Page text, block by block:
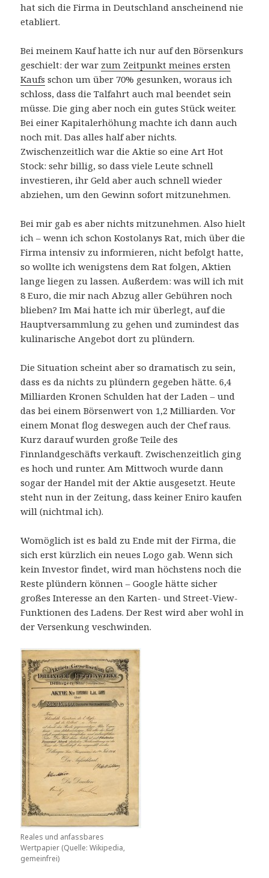
hat sich die Firma in Deutschland anscheinend nie
etabliert.
Bei meinem Kauf hatte ich nur auf den Börsenkurs
geschielt: der war zum Zeitpunkt meines ersten
Kaufs schon um über 70% gesunken, woraus ich
schloss, dass die Talfahrt auch mal beendet sein
müsse. Die ging aber noch ein gutes Stück weiter.
Bei einer Kapitalerhöhung machte ich dann auch
noch mit. Das alles half aber nichts.
Zwischenzeitlich war die Aktie so eine Art Hot
Stock: sehr billig, so dass viele Leute schnell
investieren, ihr Geld aber auch schnell wieder
abziehen, um den Gewinn sofort mitzunehmen.
Bei mir gab es aber nichts mitzunehmen. Also hielt
ich – wenn ich schon Kostolanys Rat, mich über die
Firma intensiv zu informieren, nicht befolgt hatte,
so wollte ich wenigstens dem Rat folgen, Aktien
lange liegen zu lassen. Außerdem: was will ich mit
8 Euro, die mir nach Abzug aller Gebühren noch
blieben? Im Mai hatte ich mir überlegt, auf die
Hauptversammlung zu gehen und zumindest das
kulinarische Angebot dort zu plündern.
Die Situation scheint aber so dramatisch zu sein,
dass es da nichts zu plündern gegeben hätte. 6,4
Milliarden Kronen Schulden hat der Laden – und
das bei einem Börsenwert von 1,2 Milliarden. Vor
einem Monat flog deswegen auch der Chef raus.
Kurz darauf wurden große Teile des
Finnlandgeschäfts verkauft. Zwischenzeitlich ging
es hoch und runter. Am Mittwoch wurde dann
sogar der Handel mit der Aktie ausgesetzt. Heute
steht nun in der Zeitung, dass keiner Eniro kaufen
will (nichtmal ich).
Womöglich ist es bald zu Ende mit der Firma, die
sich erst kürzlich ein neues Logo gab. Wenn sich
kein Investor findet, wird man höchstens noch die
Reste plündern können – Google hätte sicher
großes Interesse an den Karten- und Street-View-
Funktionen des Ladens. Der Rest wird aber wohl in
der Versenkung veschwinden.
Reales und anfassbares
Wertpapier (Quelle: Wikipedia,
gemeinfrei)